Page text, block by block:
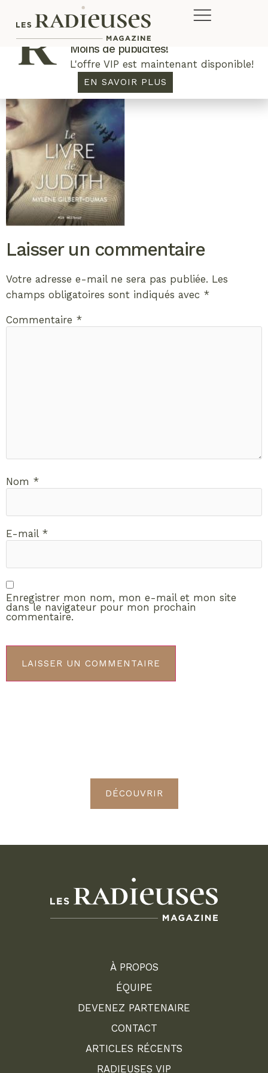
Laisser un commentaire
Votre adresse e-mail ne sera pas publiée. Les
champs obligatoires sont indiqués avec *
Commentaire *
Nom *
E-mail *
Enregistrer mon nom, mon e-mail et mon site
dans le navigateur pour mon prochain
commentaire.
DÉCOUVRIR
À PROPOS
ÉQUIPE
DEVENEZ PARTENAIRE
CONTACT
ARTICLES RÉCENTS
RADIEUSES VIP
Plus de concours. Plus de rabais.
Moins de publicités!
L'offre VIP est maintenant disponible!
EN SAVOIR PLUS